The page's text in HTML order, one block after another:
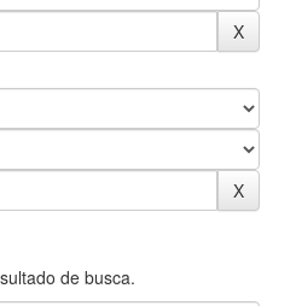
de busca.